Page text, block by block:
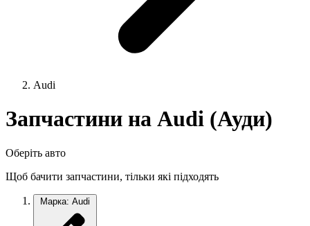
Audi
Запчастини на Audi (Ауди)
Оберіть авто
Щоб бачити запчастини, тільки які підходять
Марка: Audi